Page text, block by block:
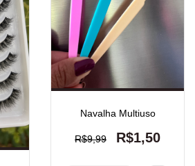
Navalha Multiuso
R$9,99 R$1,50